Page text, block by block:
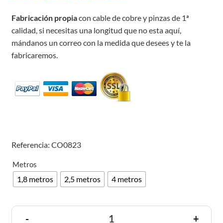
Fabricación propiacon cable de cobre y pinzas de 1ª
calidad, si necesitas una longitud que no esta aquí,
mándanos un correo con la medida que desees y te la
fabricaremos.
Referencia: CO0823
Metros
1,8 metros 2,5 metros 4 metros
- +